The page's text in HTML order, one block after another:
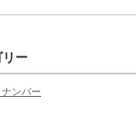
リー
ンバー